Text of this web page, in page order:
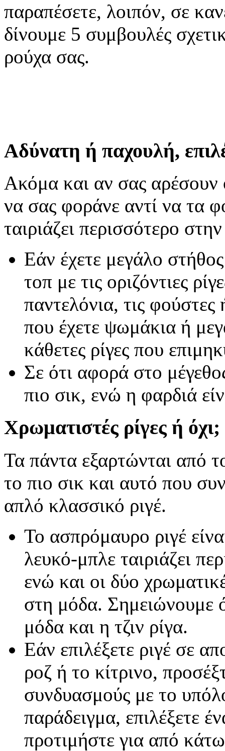
παραπέσετε, λοιπόν, σε
δίνουμε 5 συμβουλές
ρούχα σας.
Αδύνατη ή παχουλή,
Ακόμα και αν σας αρέσουν
να σας φοράνε αντί να τα
ταιριάζει περισσότερο
Εάν έχετε μεγάλο
τοπ με τις οριζόντιες
παντελόνια, τις
που έχετε ψωμάκια ή
κάθετες ρίγες που
Σε ότι αφορά στο
πιο σικ, ενώ η φαρδιά
Χρωματιστές ρίγες ή όχι;
Τα πάντα εξαρτώνται από
το πιο σικ και αυτό που
απλό κλασσικό ριγέ.
Το ασπρόμαυρο ριγέ
λευκό-μπλε ταιριάζει
ενώ και οι δύο
στη μόδα. Σημειώνουμε
μόδα και η τζιν ρίγα.
Εάν επιλέξετε ριγέ σε
ροζ ή το κίτρινο,
συνδυασμούς με το
παράδειγμα, επιλέξετε
προτιμήστε για από